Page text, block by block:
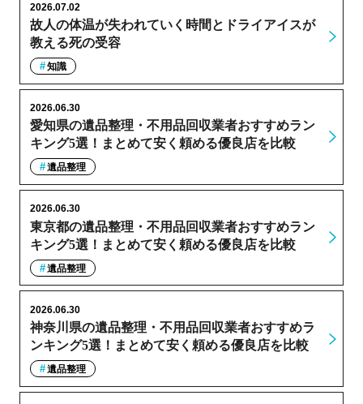
故人の体温が失われていく時間とドライアイスが
教える死の受容
2026.07.02
知識
愛知県の遺品整理・不用品回収業者おすすめラン
キング5選！まとめて安く頼める優良店を比較
2026.06.30
遺品整理
東京都の遺品整理・不用品回収業者おすすめラン
キング5選！まとめて安く頼める優良店を比較
2026.06.30
遺品整理
神奈川県の遺品整理・不用品回収業者おすすめラ
ンキング5選！まとめて安く頼める優良店を比較
2026.06.30
遺品整理